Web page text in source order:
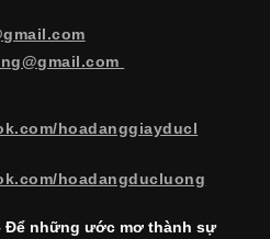
hoadanggiayducl
hoadangducluong
Để những ước mơ thành sự